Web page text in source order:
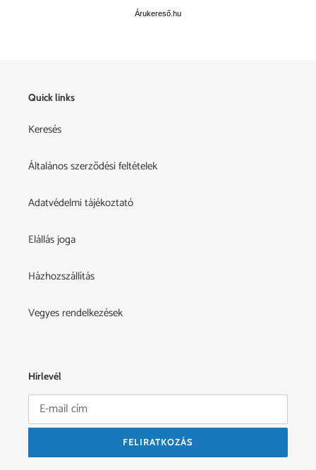
Árukereső.hu
Quick links
Keresés
Általános szerződési feltételek
Adatvédelmi tájékoztató
Elállás joga
Házhozszállítás
Vegyes rendelkezések
Hírlevél
FELIRATKOZÁS